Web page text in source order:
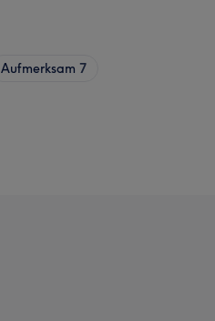
Aufmerksam 7